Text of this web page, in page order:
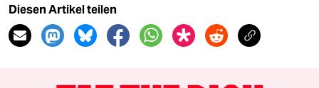
Diesen Artikel teilen